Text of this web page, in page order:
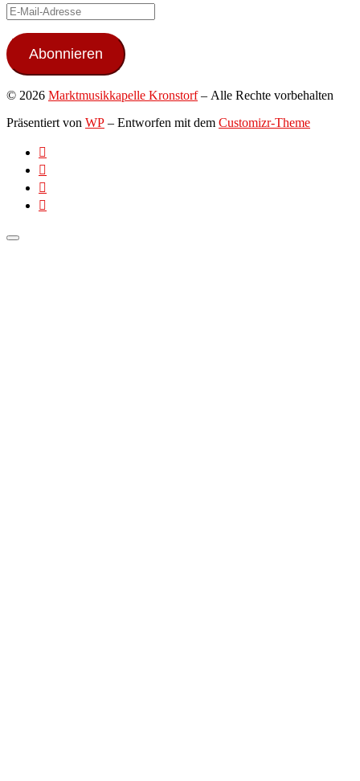
E-
Mail-
Adresse
Abonnieren
© 2026 Marktmusikkapelle Kronstorf– Alle Rechte vorbehalten
Präsentiert von WP – Entworfen mit dem Customizr-Theme